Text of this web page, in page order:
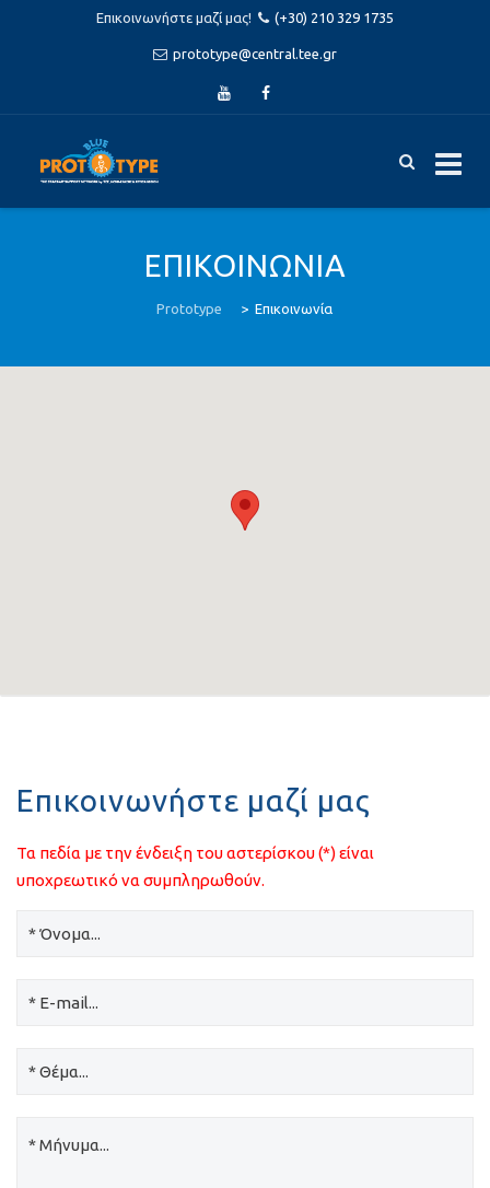
Επικοινωνήστε μαζί μας! (+30) 210 329 1735
prototype@central.tee.gr
ΕΠΙΚΟΙΝΩΝΙΑ
Prototype > Επικοινωνία
Επικοινωνήστε μαζί μας
Τα πεδία με την ένδειξη του αστερίσκου (*) είναι
υποχρεωτικό να συμπληρωθούν.